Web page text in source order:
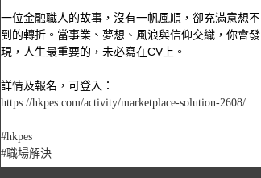
一位金融職人的故事，沒有一帆風順，卻充滿意想不
到的轉折。當事業、夢想、風浪與信仰交織，你會發
現，人生最重要的，未必寫在CV上。
詳情及報名，可登入：
https://hkpes.com/activity/marketplace-solution-2608/
#hkpes
#職場解決